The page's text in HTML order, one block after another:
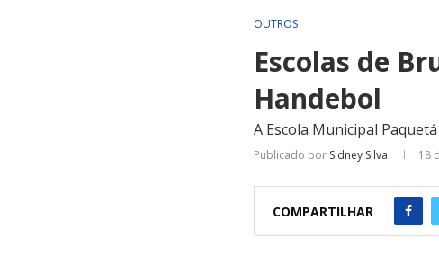
OUTROS
Escolas de
Handebol
A Escola Municipal
Publicado por Sidney Silva 18
COMPARTILHAR